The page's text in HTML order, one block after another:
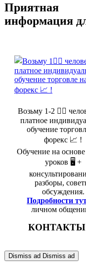
Приятная
информация
Возьму 1-2 🤵‍♂️
платное
обучение
форекс 📈 !
Обучение на
уроков 🖥️ +
разборы,
обсуждения.
Подробности
личном
КОНТАКТЫ
Dismiss ad Dismiss ad